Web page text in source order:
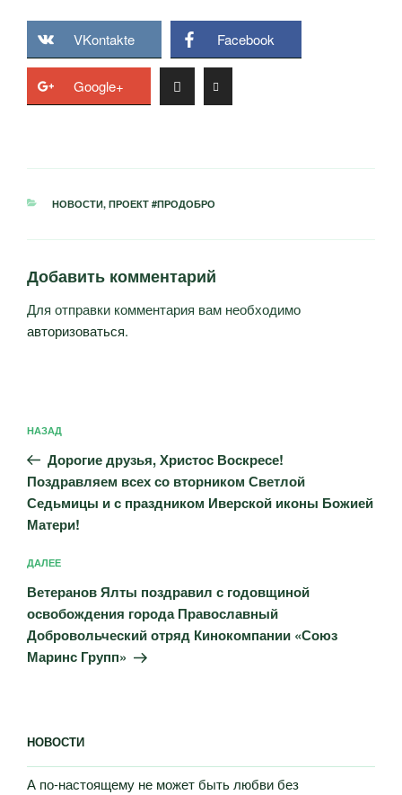
VKontakte Facebook
Google+
РУБРИКИ
НОВОСТИ, ПРОЕКТ #ПРОДОБРО
Добавить комментарий
Для отправки комментария вам необходимо
авторизоваться.
по
записям
Предыдущая
запись:
НАЗАД
Дорогие друзья, Христос Воскресе!
Поздравляем всех со вторником Светлой
Седьмицы и с праздником Иверской иконы Божией
Матери!
Следующая
запись
ДАЛЕЕ
Ветеранов Ялты поздравил с годовщиной
освобождения города Православный
Добровольческий отряд Кинокомпании «Союз
Маринс Групп»
НОВОСТИ
А по-настоящему не может быть любви без